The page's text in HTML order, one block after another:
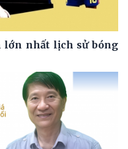
lớn nhất lịch sử bóng